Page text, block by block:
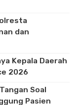
dan
Kepala Daerah
2026
Soal
Pasien